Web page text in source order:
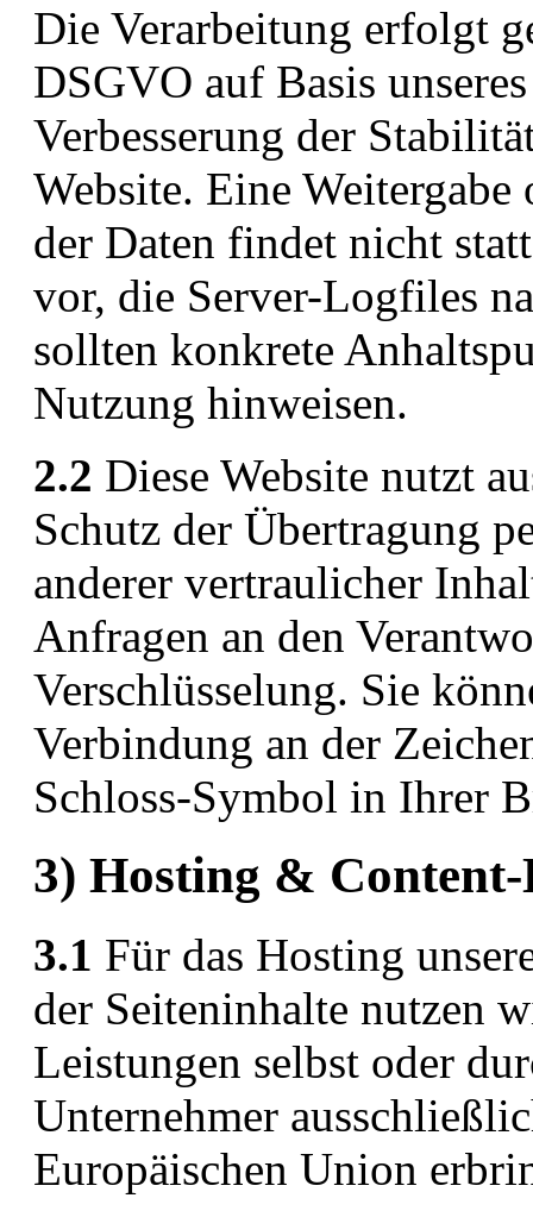
Die Verarbeitung erfolgt
DSGVO auf Basis
Verbesserung der
Website. Eine
der Daten findet nicht
vor, die Server-Logfiles
sollten konkrete
Nutzung hinweisen.
2.2 Diese Website nutzt
Schutz der Übertragung
anderer vertraulicher
Anfragen an den
Verschlüsselung. Sie
Verbindung an der
Schloss-Symbol in Ihrer
3) Hosting &
3.1 Für das Hosting
der Seiteninhalte nutzen
Leistungen selbst oder
Unternehmer
Europäischen Union